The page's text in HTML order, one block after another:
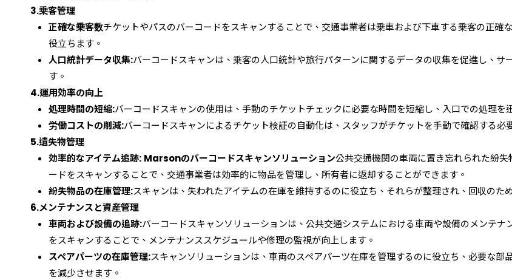
3.乗客管理
正確な乗客数チケットやパスのバーコードをスキャンすることで、交通事業者は乗車および下車する乗客の正
役立ちます。
人口統計データ収集:バーコードスキャンは、乗客の人口統計や旅行パターンに関するデータの収集を促進し、
す。
4.運用効率の向上
処理時間の短縮:バーコードスキャンの使用は、手動のチケットチェックに必要な時間を短縮し、入口での処理を
労働コストの削減:バーコードスキャンによるチケット検証の自動化は、スタッフがチケットを手動で確認する必
5.遺失物管理
効率的なアイテム追跡: Marsonのバーコードスキャンソリューション公共交通機関の車両に置き忘れられた紛
ードをスキャンすることで、交通事業者は効率的に物品を管理し、所有者に返却することができます。
紛失物品の在庫管理:スキャンは、失われたアイテムの在庫を維持するのに役立ち、それらが整理され、回収のた
6.メンテナンスと資産管理
車両および設備の追跡:バーコードスキャンソリューションは、公共交通システムにおける車両や設備のメンテ
をスキャンすることで、メンテナンススケジュールや修理の監視が向上します。
スペアパーツの在庫管理:スキャンソリューションは、車両のスペアパーツ在庫を管理するのに役立ち、必要な
を減少させます。